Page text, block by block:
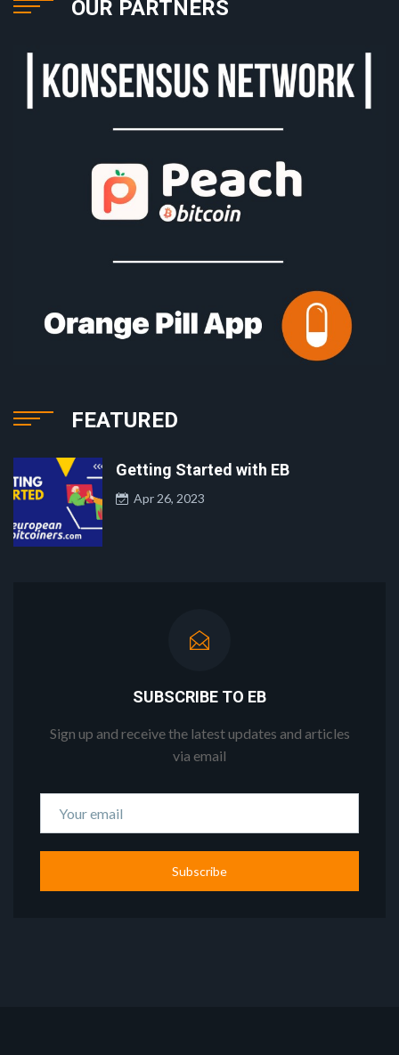
OUR PARTNERS
FEATURED
Getting Started with EB
Apr 26, 2023
SUBSCRIBE TO EB
Sign up and receive the latest updates and articles
via email
Subscribe